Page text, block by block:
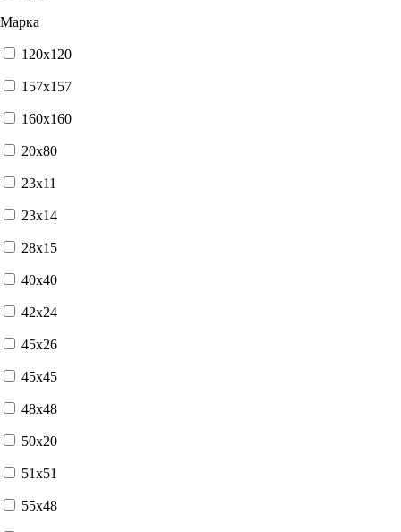
Марка
120x120
157x157
160x160
20x80
23x11
23x14
28x15
40x40
42x24
45x26
45x45
48x48
50x20
51x51
55x48